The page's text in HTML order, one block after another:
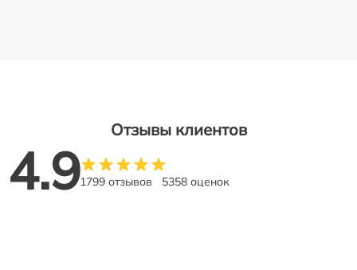
Отзывы клиентов
4.91799 отзывов 5358 оценок